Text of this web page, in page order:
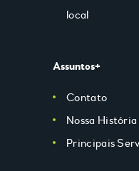
local
Assuntos+
Contato
Nossa História
Principais